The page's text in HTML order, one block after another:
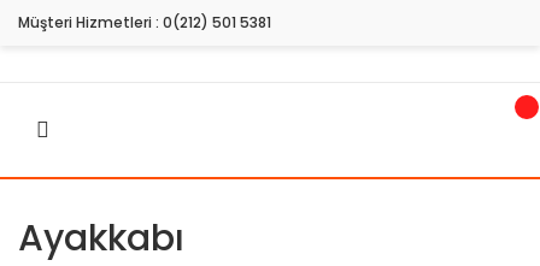
Müşteri Hizmetleri : 0(212) 501 5381
Ayakkabı